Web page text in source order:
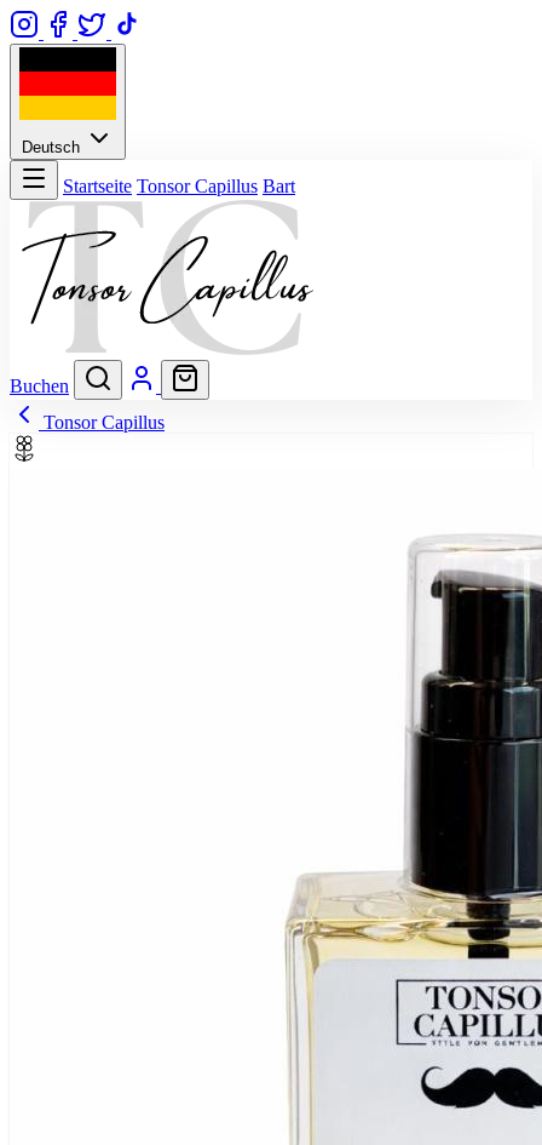
Deutsch
Startseite Tonsor Capillus Bart
Buchen
Tonsor Capillus